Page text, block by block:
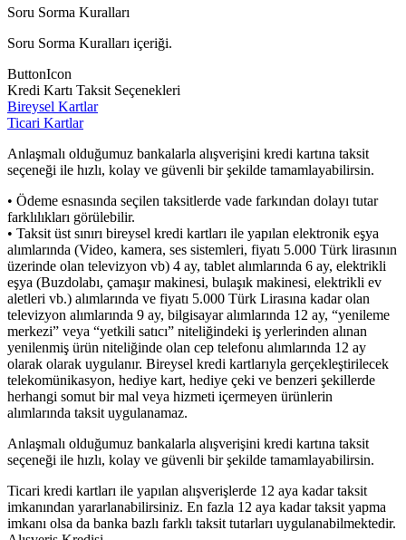
Soru Sorma Kuralları
Soru Sorma Kuralları içeriği.
ButtonIcon
Kredi Kartı Taksit Seçenekleri
Bireysel Kartlar
Ticari Kartlar
Anlaşmalı olduğumuz bankalarla alışverişini kredi kartına taksit
seçeneği ile hızlı, kolay ve güvenli bir şekilde tamamlayabilirsin.
• Ödeme esnasında seçilen taksitlerde vade farkından dolayı tutar
farklılıkları görülebilir.
• Taksit üst sınırı bireysel kredi kartları ile yapılan elektronik eşya
alımlarında (Video, kamera, ses sistemleri, fiyatı 5.000 Türk lirasının
üzerinde olan televizyon vb) 4 ay, tablet alımlarında 6 ay, elektrikli
eşya (Buzdolabı, çamaşır makinesi, bulaşık makinesi, elektrikli ev
aletleri vb.) alımlarında ve fiyatı 5.000 Türk Lirasına kadar olan
televizyon alımlarında 9 ay, bilgisayar alımlarında 12 ay, “yenileme
merkezi” veya “yetkili satıcı” niteliğindeki iş yerlerinden alınan
yenilenmiş ürün niteliğinde olan cep telefonu alımlarında 12 ay
olarak olarak uygulanır. Bireysel kredi kartlarıyla gerçekleştirilecek
telekomünikasyon, hediye kart, hediye çeki ve benzeri şekillerde
herhangi somut bir mal veya hizmeti içermeyen ürünlerin
alımlarında taksit uygulanamaz.
Anlaşmalı olduğumuz bankalarla alışverişini kredi kartına taksit
seçeneği ile hızlı, kolay ve güvenli bir şekilde tamamlayabilirsin.
Ticari kredi kartları ile yapılan alışverişlerde 12 aya kadar taksit
imkanından yararlanabilirsiniz. En fazla 12 aya kadar taksit yapma
imkanı olsa da banka bazlı farklı taksit tutarları uygulanabilmektedir.